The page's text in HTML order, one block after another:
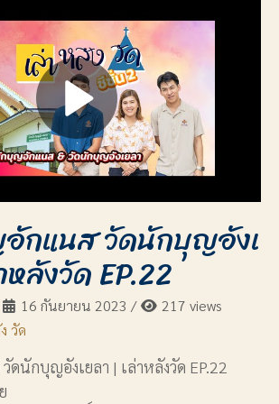
กแนส วัดนักบุญอังเ
ลังวัด EP.22
16 กันยายน 2023 /
217 views
วัด
นักบุญอังเยลา | เล่าหลังวัด EP.22